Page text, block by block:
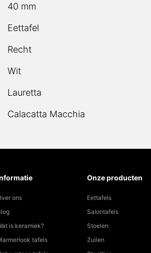
40 mm
Eettafel
Recht
Wit
Lauretta
Calacatta Macchia
ons
is keramiek?
tafels
Onze producten
Eettafels
Salontafels
Stoelen
Zuilen